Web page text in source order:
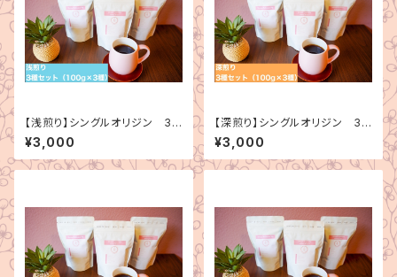
【浅煎り】シングルオリジン 3
種セット（100g×3種）
¥3,000
【深煎り】シングルオリジン 3
種セット（100g×3種）
¥3,000